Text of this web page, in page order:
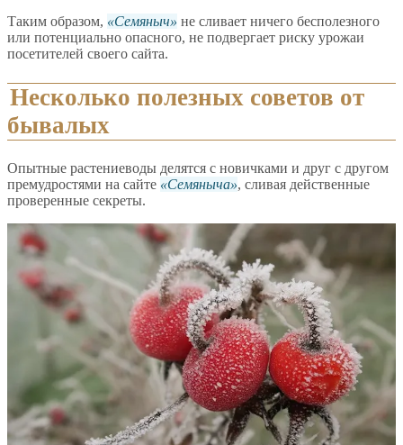
Таким образом,
Семяныч
не сливает ничего бесполезного
или потенциально опасного, не подвергает риску урожаи
посетителей своего сайта.
Несколько полезных советов от
бывалых
Опытные растениеводы делятся с новичками и друг с другом
премудростями на сайте
Семяныча , сливая действенные
проверенные секреты.